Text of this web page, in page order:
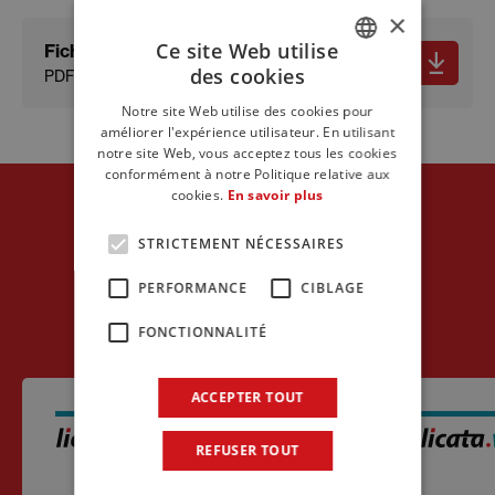
Fiche technique
PDF - 479.89 KB
Autres produits de la
même gamme
ENGLISH
FRENCH
×
Ce site Web utilise
des cookies
Notre site Web utilise des cookies pour
améliorer l'expérience utilisateur. En utilisant
notre site Web, vous acceptez tous les cookies
conformément à notre Politique relative aux
cookies. En savoir plus
STRICTEMENT NÉCESSAIRES
PERFORMANCE CIBLAGE
FONCTIONNALITÉ
ACCEPTER TOUT
REFUSER TOUT